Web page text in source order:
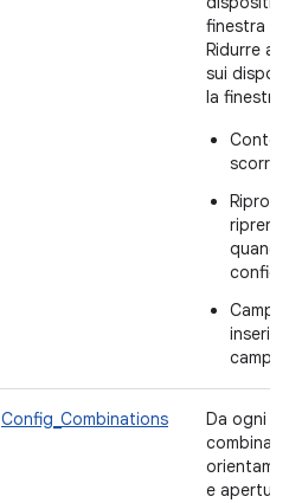
finestra
Ridurre a
sui
la finestra
Campi
campi
Config_Combinations
Da ogni
e